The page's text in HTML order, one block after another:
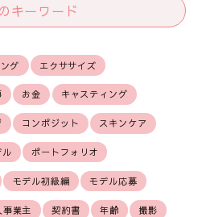
キーワード
グ エクササイズ
お金 キャスティング
コンポジット スキンケア
ル ポートフォリオ
モデル初級編 モデル応募
事業主 契約書 年齢 撮影